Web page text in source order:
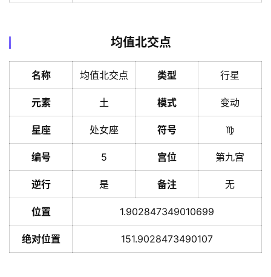
均值北交点
名称 均值北交点 类型 行星
元素 土 模式 变动
星座 处女座 符号 ♍️
编号 5 宫位 第九宫
逆行 是 备注 无
位置 1.902847349010699
绝对位置 151.9028473490107